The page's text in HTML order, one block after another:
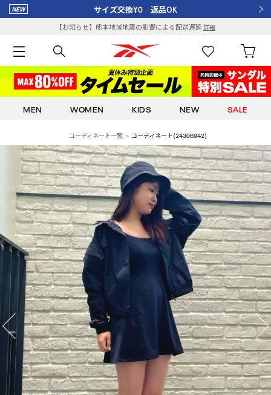
サイズ交換¥0 返品OK
【お知らせ】熊本地域地震の影響による配送遅延詳細
MEN WOMEN KIDS NEW SALE
コーディネート一覧 コーディネート(24306942)